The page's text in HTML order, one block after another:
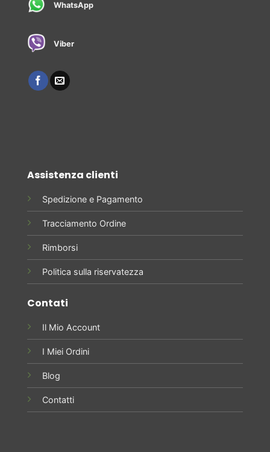
WhatsApp
Viber
Assistenza clienti
Spedizione e Pagamento
Tracciamento Ordine
Rimborsi
Politica sulla riservatezza
Contati
Il Mio Account
I Miei Ordini
Blog
Contatti